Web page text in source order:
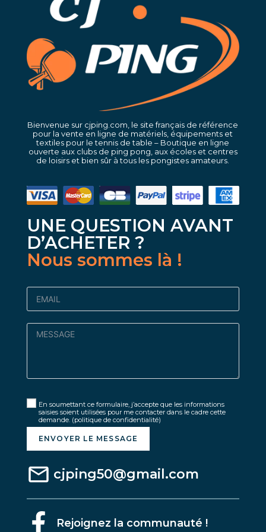
Bienvenue sur cjping.com, le site français de référence
pour la vente en ligne de matériels, équipements et
textiles pour le tennis de table – Boutique en ligne
ouverte aux clubs de ping pong, aux écoles et centres
de loisirs et bien sûr à tous les pongistes amateurs.
UNE QUESTION AVANT
D’ACHETER ?
Nous sommes là !
En soumettant ce formulaire, j’accepte que les informations
saisies soient utilisées pour me contacter dans le cadre cette
demande. (politique de confidentialité)
ENVOYER LE MESSAGE
cjping50@gmail.com
Rejoignez la communauté !